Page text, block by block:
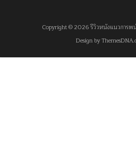
Copyright © 2026 รีวิวหนังแนวการ
Design by